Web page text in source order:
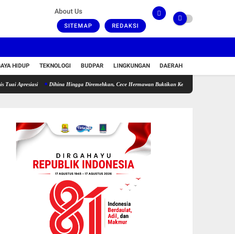
About Us
SITEMAP REDAKSI
HIDUP TEKNOLOGI BUDPAR LINGKUNGAN DAERAH
Dihina Hingga Diremehkan, Cece Hermawan Buktikan Kepemimpinan Humanis Bangun